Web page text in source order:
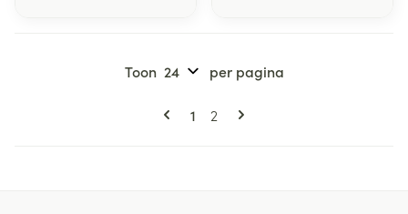
Pagina's
U lees momenteel pagina
1 Pagina
2
Toon per pagina